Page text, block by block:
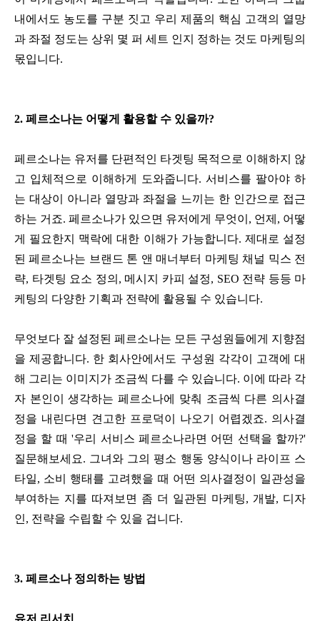
내에서도 농도를 구분 짓고 우리 제품의 핵심 고객의 열망
과 좌절 정도는 상위 몇 퍼 세트 인지 정하는 것도 마케팅의
몫입니다.
2. 페르소나는 어떻게 활용할 수 있을까?
페르소나는 유저를 단편적인 타겟팅 목적으로 이해하지 않
고 입체적으로 이해하게 도와줍니다. 서비스를 팔아야 하
는 대상이 아니라 열망과 좌절을 느끼는 한 인간으로 접근
하는 거죠. 페르소나가 있으면 유저에게 무엇이, 언제, 어떻
게 필요한지 맥락에 대한 이해가 가능합니다. 제대로 설정
된 페르소나는 브랜드 톤 앤 매너부터 마케팅 채널 믹스 전
략, 타겟팅 요소 정의, 메시지 카피 설정, SEO 전략 등등 마
케팅의 다양한 기획과 전략에 활용될 수 있습니다.
무엇보다 잘 설정된 페르소나는 모든 구성원들에게 지향점
을 제공합니다. 한 회사안에서도 구성원 각각이 고객에 대
해 그리는 이미지가 조금씩 다를 수 있습니다. 이에 따라 각
자 본인이 생각하는 페르소나에 맞춰 조금씩 다른 의사결
정을 내린다면 견고한 프로덕이 나오기 어렵겠죠. 의사결
정을 할 때 '우리 서비스 페르소나라면 어떤 선택을 할까?'
질문해보세요. 그녀와 그의 평소 행동 양식이나 라이프 스
타일, 소비 행태를 고려했을 때 어떤 의사결정이 일관성을
부여하는 지를 따져보면 좀 더 일관된 마케팅, 개발, 디자
인, 전략을 수립할 수 있을 겁니다.
3. 페르소나 정의하는 방법
유저 리서치